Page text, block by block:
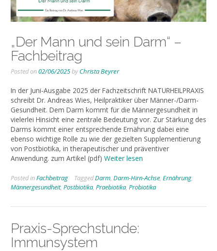
„Der Mann und sein Darm“ –
Fachbeitrag
Posted on02/06/2025by Christa Beyrer
In der Juni-Ausgabe 2025 der Fachzeitschrift NATURHEILPRAXIS
schreibt Dr. Andreas Wies, Heilpraktiker über Männer-/Darm-
Gesundheit. Dem Darm kommt für die Männergesundheit in
vielerlei Hinsicht eine zentrale Bedeutung vor. Zur Stärkung des
Darms kommt einer entsprechende Ernährung dabei eine
ebenso wichtige Rolle zu wie der gezielten Supplementierung
von Postbiotika, in therapeutischer und präventiver
Anwendung. zum Artikel (pdf) Weiter lesen
Posted inFachbeitrag TaggedDarm, Darm-Hirn-Achse, Ernährung,
Männergesundheit, Postbiotika, Praebiotika, Probiotika
Praxis-Sprechstunde:
Immunsystem